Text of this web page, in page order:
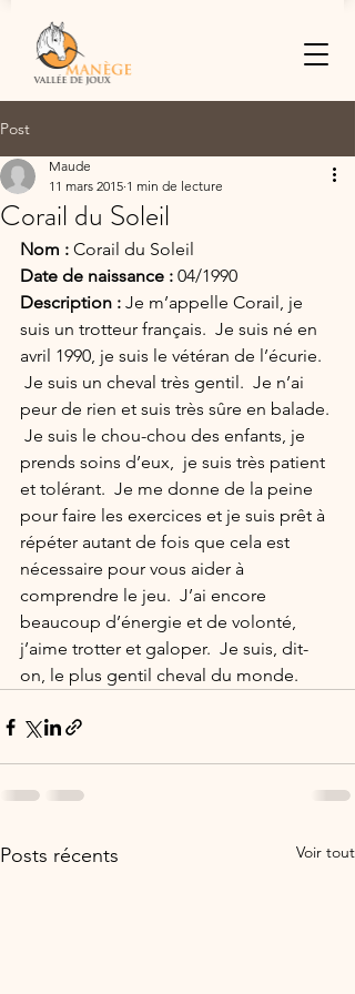
Post
Corail du Soleil
Maude
11 mars 2015 1 min de lecture
Nom : Corail du Soleil
Date de naissance : 04/1990
Description : Je m’appelle Corail, je
suis un trotteur français.  Je suis né en
avril 1990, je suis le vétéran de l’écurie.
Je suis un cheval très gentil.  Je n’ai
peur de rien et suis très sûre en balade.
Je suis le chou-chou des enfants, je
prends soins d’eux,  je suis très patient
et tolérant.  Je me donne de la peine
pour faire les exercices et je suis prêt à
répéter autant de fois que cela est
nécessaire pour vous aider à
comprendre le jeu.  J’ai encore
beaucoup d’énergie et de volonté,
j’aime trotter et galoper.  Je suis, dit-
on, le plus gentil cheval du monde.
Posts récents Voir tout